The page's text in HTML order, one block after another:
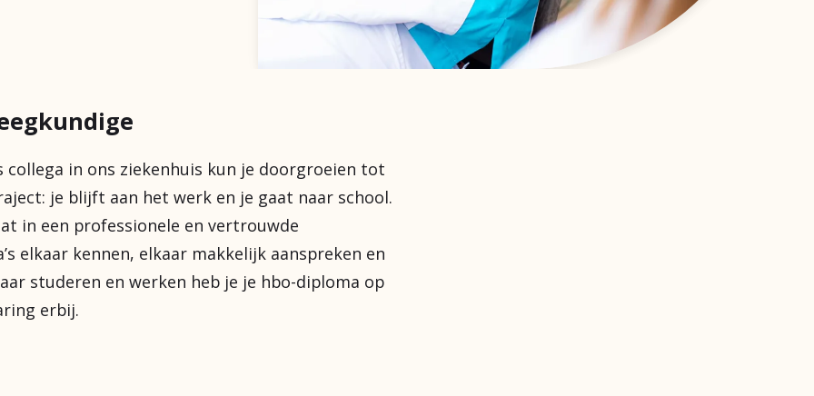
collega in ons ziekenhuis kun je doorgroeien tot
je blijft aan het werk en je gaat naar school.
in een professionele en vertrouwde
elkaar kennen, elkaar makkelijk aanspreken en
studeren en werken heb je je hbo-diploma op
erbij.